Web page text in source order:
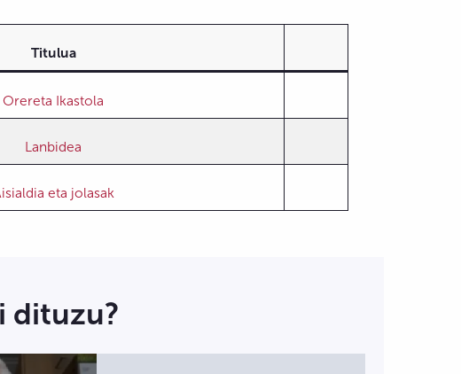
Titulua
Orereta Ikastola
Lanbidea
eta jolasak
dituzu?